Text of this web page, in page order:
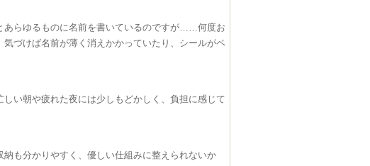
あらゆるものに名前を書いているのですが……何度お
づけば名前が薄く消えかかっていたり、シールがペ
い朝や疲れた夜には少しもどかしく、負担に感じて
納も分かりやすく、優しい仕組みに整えられないか